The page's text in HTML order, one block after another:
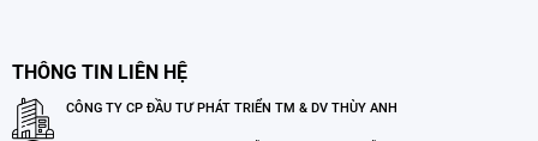
THÔNG TIN LIÊN HỆ
CÔNG TY CP ĐẦU TƯ PHÁT TRIỂN TM & DV THÙY ANH